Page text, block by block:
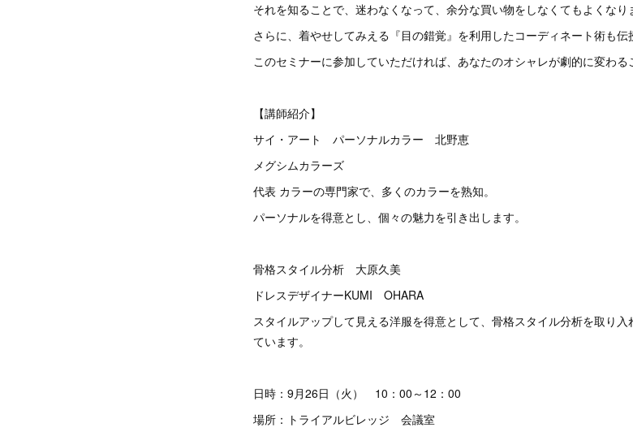
それを知ることで、迷わなくなって、余分な買い物をしなくてもよくなり
さらに、着やせしてみえる『目の錯覚』を利用したコーディネート術も伝
このセミナーに参加していただければ、あなたのオシャレが劇的に変わる
【講師紹介】
サイ・アート パーソナルカラー 北野恵
メグシムカラーズ
代表 カラーの専門家で、多くのカラーを熟知。
パーソナルを得意とし、個々の魅力を引き出します。
骨格スタイル分析 大原久美
ドレスデザイナーKUMI OHARA
スタイルアップして見える洋服を得意として、骨格スタイル分析を取り
ています。
日時：9月26日（火） 10：00～12：00
場所：トライアルビレッジ 会議室